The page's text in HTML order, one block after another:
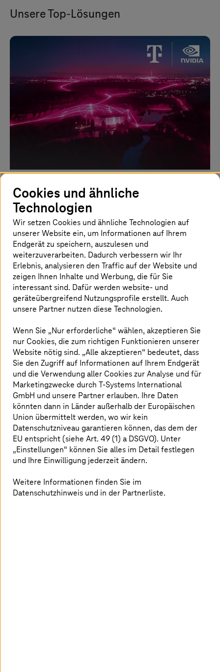
Unsere Top-Lösungen
Industrial AI Cloud
KI trainieren, Simulationen nutzen und Prozesse
skalieren mit Industrial AI Cloud.
Mehr erfahren
Product Lifecycle Management
Entwickeln Sie schnellere und intelligentere
Produkte mit datengesteuerten PLM-Lösungen, die
Mehr erfahren
Cookies und ähnliche
Technologien
Wir setzen Cookies und ähnliche Technologien auf
unserer Website ein, um Informationen auf Ihrem
Endgerät zu speichern, auszulesen und
weiterzuverarbeiten. Dadurch verbessern wir Ihr
Erlebnis, analysieren den Traffic auf der Website und
zeigen Ihnen Inhalte und Werbung, die für Sie
interessant sind. Dafür werden website- und
geräteübergreifend Nutzungsprofile erstellt. Auch
unsere Partner nutzen diese Technologien.
Wenn Sie „Nur erforderliche“ wählen, akzeptieren Sie
nur Cookies, die zum richtigen Funktionieren unserer
Website nötig sind. „Alle akzeptieren“ bedeutet, dass
Sie den Zugriff auf Informationen auf Ihrem Endgerät
und die Verwendung aller Cookies zur Analyse und für
Marketingzwecke durchT-Systems International
GmbH und unsere Partner erlauben. Ihre Daten
könnten dann in Länder außerhalb der Europäischen
Union übermittelt werden, wo wir kein
Datenschutzniveau garantieren können, das dem der
EU entspricht (siehe Art. 49 (1) a DSGVO). Unter
„Einstellungen“ können Sie alles im Detail festlegen
und Ihre Einwilligung jederzeit ändern.
Weitere Informationen finden Sie im
Datenschutzhinweis und in der Partnerliste.